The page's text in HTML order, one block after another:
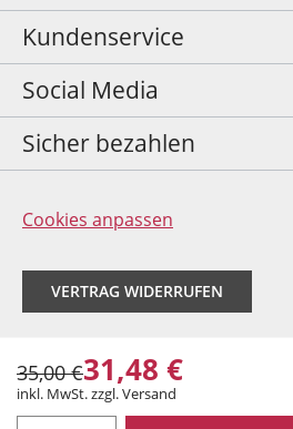
35,00 €31,48 €
inkl. MwSt. zzgl. Versand
Kundenservice
Social Media
Sicher bezahlen
Cookies anpassen
VERTRAG WIDERRUFEN